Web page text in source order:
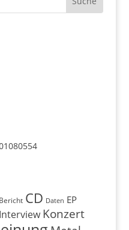
Bericht CD Daten EP
Interview Konzert